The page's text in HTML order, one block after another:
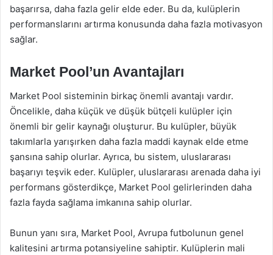
başarırsa, daha fazla gelir elde eder. Bu da, kulüplerin
performanslarını artırma konusunda daha fazla motivasyon
sağlar.
Market Pool’un Avantajları
Market Pool sisteminin birkaç önemli avantajı vardır.
Öncelikle, daha küçük ve düşük bütçeli kulüpler için
önemli bir gelir kaynağı oluşturur. Bu kulüpler, büyük
takımlarla yarışırken daha fazla maddi kaynak elde etme
şansına sahip olurlar. Ayrıca, bu sistem, uluslararası
başarıyı teşvik eder. Kulüpler, uluslararası arenada daha iyi
performans gösterdikçe, Market Pool gelirlerinden daha
fazla fayda sağlama imkanına sahip olurlar.
Bunun yanı sıra, Market Pool, Avrupa futbolunun genel
kalitesini artırma potansiyeline sahiptir. Kulüplerin mali